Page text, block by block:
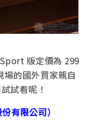
版定價為 299
的國外買家親自
試看呢！
有限公司）